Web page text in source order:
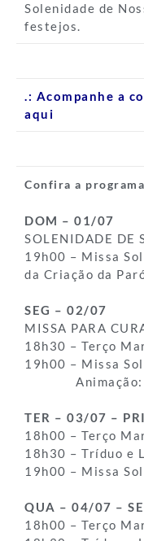
Solenidade de
festejos.
.: Acompanhe a
aqui
Confira a
DOM – 01/07
SOLENIDADE DE
19h00 – Missa
da Criação da
SEG – 02/07
MISSA PARA
18h30 – Terço
19h00 – Missa
Animação:
TER – 03/07 –
18h00 – Terço
18h30 – Tríduo e
19h00 – Missa
QUA – 04/07 –
18h00 – Terço